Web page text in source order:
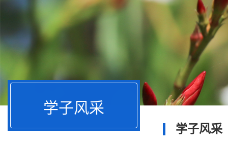
学子风采
学子风采